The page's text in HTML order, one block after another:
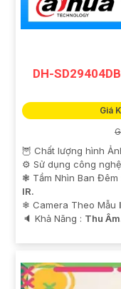
DH-
Giá
🦉 Chất lượng hình
⚙ Sử dụng công
❃ Tầm Nhìn Ban Đêm
IR.
❄ Camera Theo Mẫu
️🔈 Khả Năng : Thu